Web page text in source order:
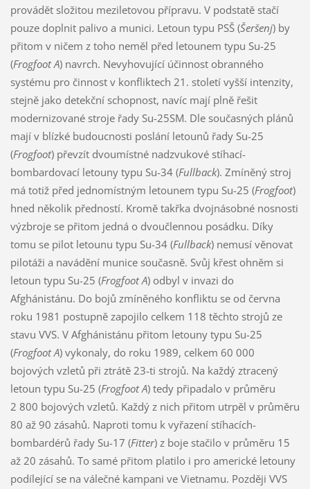
provádět složitou meziletovou přípravu. V podstatě stačí
pouze doplnit palivo a munici. Letoun typu PSŠ (Šeršenj) by
přitom v ničem z toho neměl před letounem typu Su-25
(Frogfoot A) navrch. Nevyhovující účinnost obranného
systému pro činnost v konfliktech 21. století vyšší intenzity,
stejně jako detekční schopnost, navíc mají plně řešit
modernizované stroje řady Su-25SM. Dle současných plánů
mají v blízké budoucnosti poslání letounů řady Su-25
(Frogfoot) převzít dvoumístné nadzvukové stíhací-
bombardovací letouny typu Su-34 (Fullback). Zmíněný stroj
má totiž před jednomístným letounem typu Su-25 (Frogfoot)
hned několik předností. Kromě takřka dvojnásobné nosnosti
výzbroje se přitom jedná o dvoučlennou posádku. Díky
tomu se pilot letounu typu Su-34 (Fullback) nemusí věnovat
pilotáži a navádění munice současně. Svůj křest ohněm si
letoun typu Su-25 (Frogfoot A) odbyl v invazi do
Afghánistánu. Do bojů zmíněného konfliktu se od června
roku 1981 postupně zapojilo celkem 118 těchto strojů ze
stavu VVS. V Afghánistánu přitom letouny typu Su-25
(Frogfoot A) vykonaly, do roku 1989, celkem 60 000
bojových vzletů při ztrátě 23-ti strojů. Na každý ztracený
letoun typu Su-25 (Frogfoot A) tedy připadalo v průměru
2 800 bojových vzletů. Každý z nich přitom utrpěl v průměru
80 až 90 zásahů. Naproti tomu k vyřazení stíhacích-
bombardérů řady Su-17 (Fitter) z boje stačilo v průměru 15
až 20 zásahů. To samé přitom platilo i pro americké letouny
podílející se na válečné kampani ve Vietnamu. Později VVS